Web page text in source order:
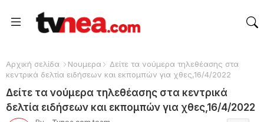
Αρχική σελίδα Νουμερα
Δείτε τα νούμερα τηλεθέασης στα
κεντρικά δελτία ειδήσεων και εκπομπών για χθες,16/4/2022
Δείτε τα νούμερα τηλεθέασης στα κεντρικά
δελτία ειδήσεων και εκπομπών για χθες,16/4/2022